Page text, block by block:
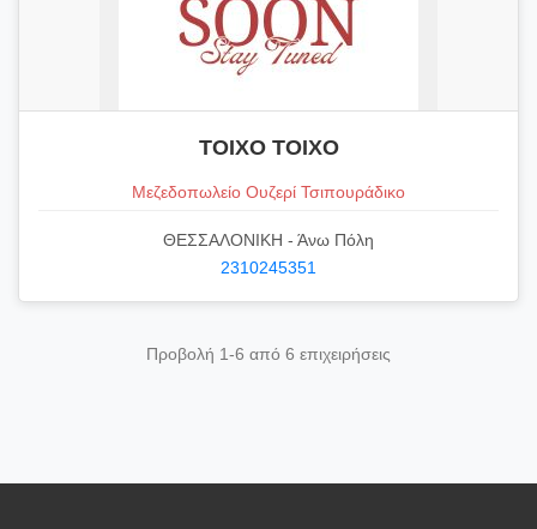
ΤΟΙΧΟ ΤΟΙΧΟ
Μεζεδοπωλείο Ουζερί Τσιπουράδικο
ΘΕΣΣΑΛΟΝΙΚΗ - Άνω Πόλη
2310245351
Προβολή 1-6 από 6 επιχειρήσεις